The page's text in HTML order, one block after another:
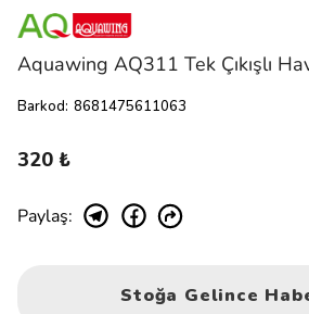
Aquawing AQ311 Tek Çıkışlı
Barkod: 8681475611063
320 ₺
Paylaş:
Stoğa Gelince